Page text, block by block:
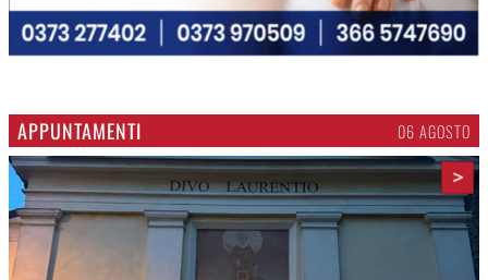
APPUNTAMENTI 06 AGOSTO
>